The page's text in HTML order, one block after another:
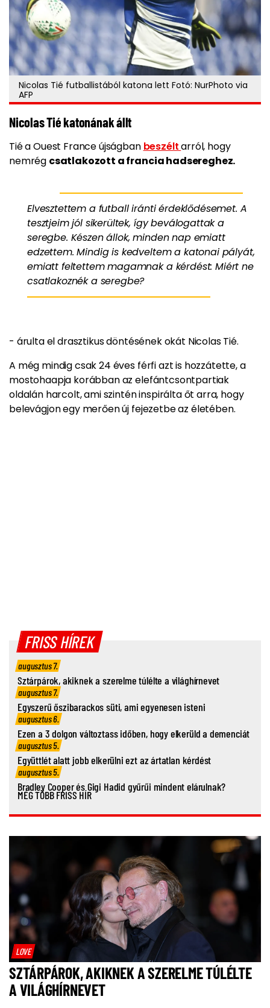
Nicolas Tié futballistából katona lett Fotó: NurPhoto via
AFP
Nicolas Tié katonának állt
Tié a Ouest France újságban beszéltarról, hogy
nemrég csatlakozott a francia hadsereghez.
Elvesztettem a futball iránti érdeklődésemet. A
tesztjeim jól sikerültek, így beválogattak a
seregbe. Készen állok, minden nap emiatt
edzettem. Mindig is kedveltem a katonai pályát,
emiatt feltettem magamnak a kérdést: Miért ne
csatlakoznék a seregbe?
- árulta el drasztikus döntésének okát Nicolas Tié.
A még mindig csak 24 éves férfi azt is hozzátette, a
mostohaapja korábban az elefántcsontpartiak
oldalán harcolt, ami szintén inspirálta őt arra, hogy
belevágjon egy merően új fejezetbe az életében.
FRISS HÍREK
augusztus 7.
Sztárpárok, akiknek a szerelme túlélte a világhírnevet
augusztus 7.
Egyszerű őszibarackos süti, ami egyenesen isteni
augusztus 6.
Ezen a 3 dolgon változtass időben, hogy elkerüld a demenciát
augusztus 5.
Együttlét alatt jobb elkerülni ezt az ártatlan kérdést
augusztus 5.
Bradley Cooper és Gigi Hadid gyűrűi mindent elárulnak?
MÉG TÖBB FRISS HÍR
LOVE
SZTÁRPÁROK, AKIKNEK A SZERELME TÚLÉLTE
A VILÁGHÍRNEVET